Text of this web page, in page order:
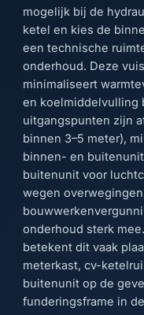
mogelijk bij de
ketel en kies de
een technische
onderhoud. Deze
minimaliseert
en koelmiddelvulling
uitgangspunten zijn
binnen 3–5 meter),
binnen- en
buitenunit voor
wegen
onderhoud sterk
betekent dit vaak
meterkast, cv-
buitenunit op de
funderingsframe in